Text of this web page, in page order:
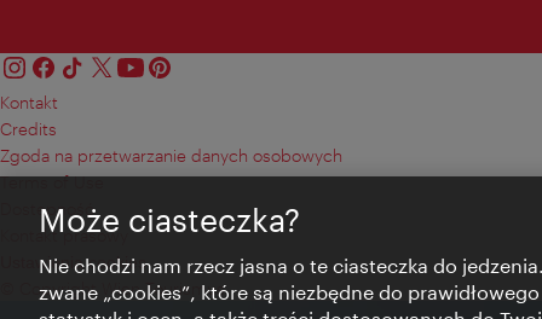
Kontakt
Credits
Zgoda na przetwarzanie danych osobowych
Terms of Use
Dostępność
Kontakt prasowy
Ustawienia cookies
© Copyright Wien Tourismus
Może ciasteczka?
Nie chodzi nam rzecz jasna o te ciasteczka do
zwane „cookies”, które są niezbędne do